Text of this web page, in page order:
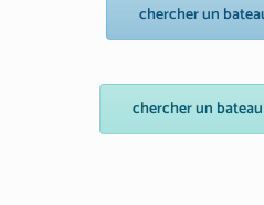
chercher un
chercher un